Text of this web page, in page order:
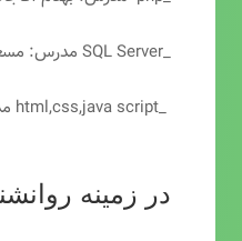
_SQL Server مدرس: مسعود طاهری
_html,css,java script مدرس: مهرداد نادری
در زمینه